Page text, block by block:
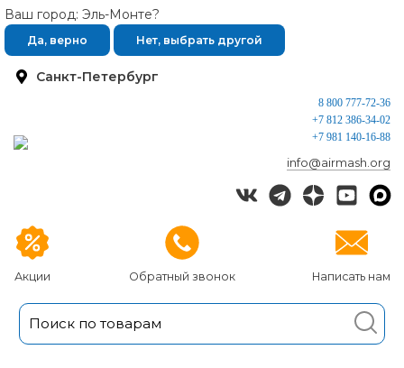
Санкт-Петербург
Ваш город: Эль-Монте?
Да, верно Нет, выбрать другой
Акции Обратный звонок Написать нам
8 800 777-72-36
+7 812 386-34-02
+7 981 140-16-88
info@airmash.org